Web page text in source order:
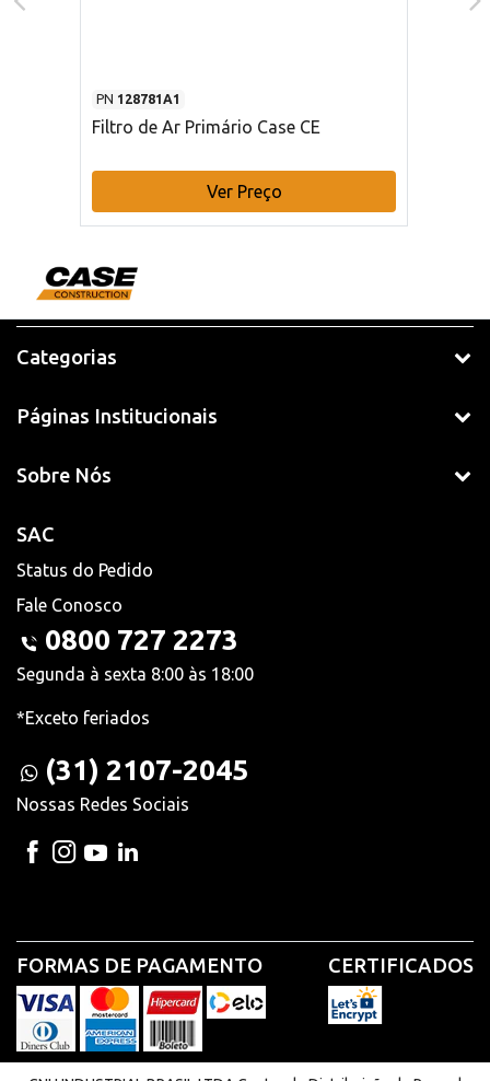
PN 128781A1
Filtro de Ar Primário Case CE
Ver Preço
Categorias
Páginas Institucionais
Sobre Nós
SAC
Status do Pedido
Fale Conosco
0800 727 2273
Segunda à sexta 8:00 às 18:00
*Exceto feriados
(31) 2107-2045
Nossas Redes Sociais
FORMAS DE PAGAMENTO CERTIFICADOS